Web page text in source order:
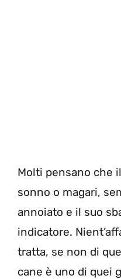
Molti pensano che
sonno o magari,
annoiato e il suo
indicatore.
tratta, se non di
cane è uno di quei